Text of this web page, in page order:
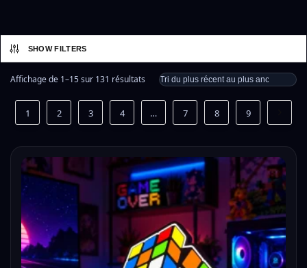
SHOW FILTERS
Affichage de 1–15 sur 131 résultats
1 2 3 4 … 7 8 9